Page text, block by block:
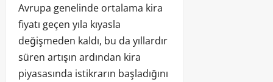
Avrupa genelinde ortalama kira
fiyatı geçen yıla kıyasla
değişmeden kaldı, bu da yıllardır
süren artışın ardından kira
piyasasında istikrarın başladığını